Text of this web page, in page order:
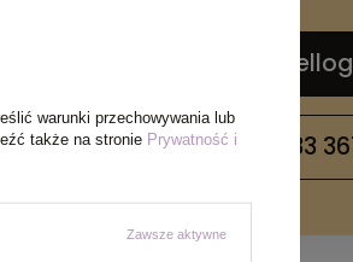
+48 733
warunki przechowywania lub
także na stronie Prywatność i
Zawsze aktywne